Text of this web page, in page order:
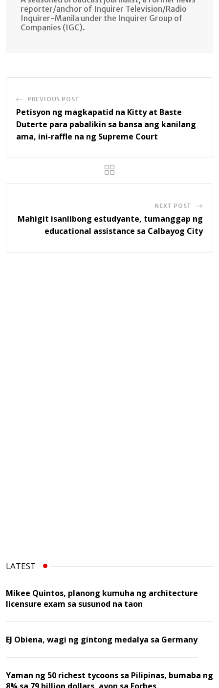
reporter/anchor of Inquirer Television/Radio
Inquirer-Manila under the Inquirer Group of
Companies (IGC).
PREVIOUS POST
Petisyon ng magkapatid na Kitty at Baste
Duterte para pabalikin sa bansa ang kanilang
ama, ini-raffle na ng Supreme Court
NEXT POST
Mahigit isanlibong estudyante, tumanggap ng
educational assistance sa Calbayog City
LATEST
Mikee Quintos, planong kumuha ng architecture
licensure exam sa susunod na taon
EJ Obiena, wagi ng gintong medalya sa Germany
Yaman ng 50 richest tycoons sa Pilipinas, bumaba ng